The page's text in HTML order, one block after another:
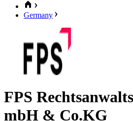
Germany
FPS
mbH & Co.KG